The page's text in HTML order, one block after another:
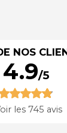
NOS
4.9/5
les 745 avis